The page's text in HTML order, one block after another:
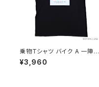
乗物Tシャツ バイク A 一陣突
風
¥3,960